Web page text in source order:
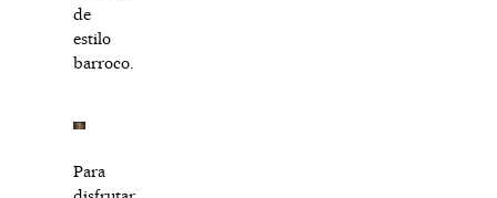
de
estilo
barroco.
Para